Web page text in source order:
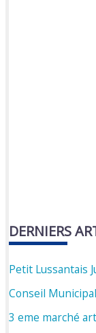
DERNIERS
Petit Lussantais
Conseil
3 eme marché